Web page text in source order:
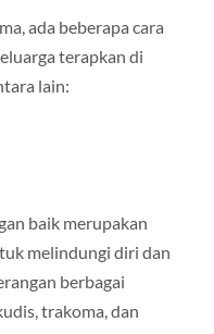
ada beberapa cara
terapkan di
lain:
baik merupakan
melindungi diri dan
berbagai
trakoma, dan